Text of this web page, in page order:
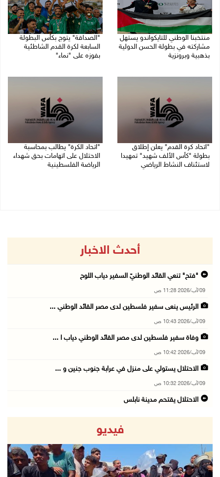
منتخبنا الوطني للتايكواندو يستهل
مشاركته في بطولة الحسن الدولية
بذهبية وبرونزية
"الصداقة" يتوج بكأس البطولة
السابعة لكرة القدم الشاطئية
بفوزه على "نماء"
"اتحاد كرة القدم" يعلن إطلاق
بطولة "كأس الألف شهيد" تمهيدا
لاستئناف النشاط الرياضي
"اتحاد الكرة" يطالب بمحاسبة
الاحتلال على اتهامات بحق شهداء
الرياضة الفلسطينية
أحدث الاخبار
"فتح" تنعي القائد الوطنيّ السفير دياب اللوح
09/آب/2026 11:28 ص
الرئيس ينعى سفير فلسطين لدى مصر القائد الوطني ...
09/آب/2026 10:43 ص
وفاة سفير فلسطين لدى مصر القائد الوطني دياب ا ...
09/آب/2026 10:42 ص
الاحتلال يستولي على منزل في عرابة جنوب جنين و ...
09/آب/2026 10:32 ص
الاحتلال يقتحم مدينة نابلس
"التعليم العالي" تختتم تدريبا حول إعداد المبا ...
09/آب/2026 10:19 ص
وفاة شابة متأثرة بإصابتها جراء حادث سير قرب ج ...
فيديو